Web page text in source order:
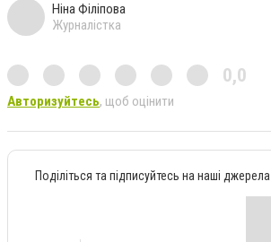
Ніна Філіпова
Журналістка
0,0
Авторизуйтесь, щоб оцінити
Поділіться та підписуйтесь на наші джерела